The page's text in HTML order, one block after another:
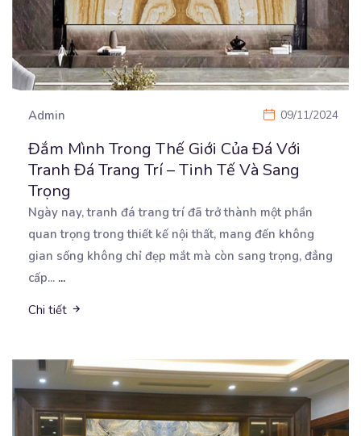
Admin 09/11/2024
Đắm Mình Trong Thế Giới Của Đá Với
Tranh Đá Trang Trí – Tinh Tế Và Sang
Trọng
Ngày nay, tranh đá trang trí đã trở thành một phần
quan trọng trong thiết kế nội thất, mang đến không
gian sống không chỉ đẹp mắt mà còn sang trọng, đẳng
cấp... ...
Chi tiết